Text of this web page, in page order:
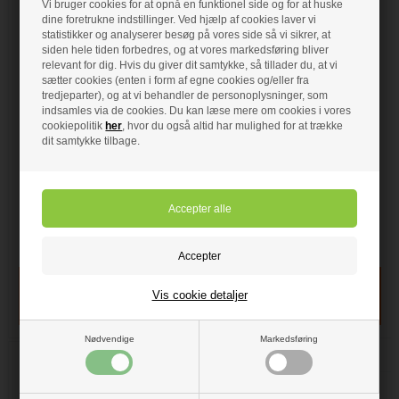
Vi bruger cookies for at opnå en funktionel side og for at huske
dine foretrukne indstillinger. Ved hjælp af cookies laver vi
statistikker og analyserer besøg på vores side så vi sikrer, at
siden hele tiden forbedres, og at vores markedsføring bliver
relevant for dig. Hvis du giver dit samtykke, så tillader du, at vi
sætter cookies (enten i form af egne cookies og/eller fra
tredjeparter), og at vi behandler de personoplysninger, som
indsamles via de cookies. Du kan læse mere om cookies i vores
cookiepolitik her, hvor du også altid har mulighed for at trække
dit samtykke tilbage.
Nødvendige Markedsføring
Vis cookie detaljer
335,00 DKK
Roth Gulvspånplade til
Roth Gulvspånplade
• Areal: 1,08 M2
- VVS nr: 339295222
1.775,00 DKK
Roth
Varmefordelingsplade til
forskalling til 16 mm
260x1200x0,5mm 20
STK.
• 2,7 stk. pr m2